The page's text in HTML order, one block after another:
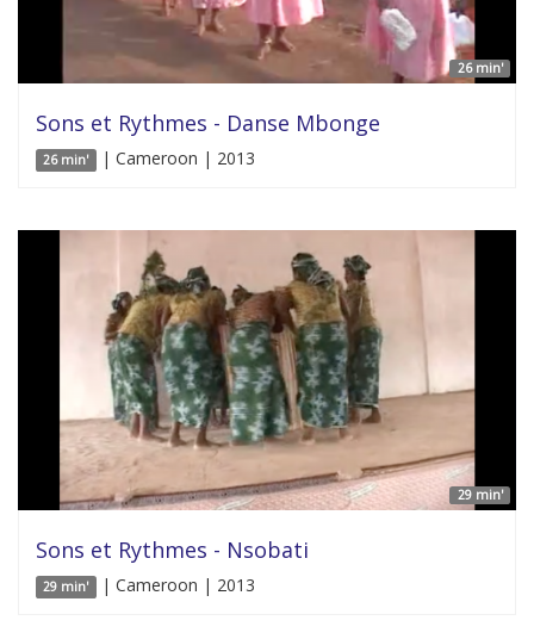
26 min'
Sons et Rythmes - Danse Mbonge
26 min' | Cameroon | 2013
29 min'
Sons et Rythmes - Nsobati
29 min' | Cameroon | 2013